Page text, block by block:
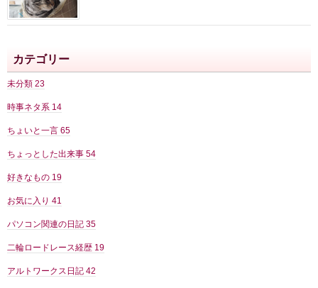
カテゴリー
未分類 23
時事ネタ系 14
ちょいと一言 65
ちょっとした出来事 54
好きなもの 19
お気に入り 41
パソコン関連の日記 35
二輪ロードレース経歴 19
アルトワークス日記 42